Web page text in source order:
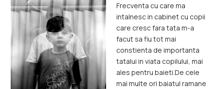
Frecventa cu care ma
intalnesc in cabinet cu copii
care cresc fara tata m-a
facut sa fiu tot mai
constienta de importanta
tatalui in viata copilului, mai
ales pentru baieti.De cele
mai multe ori baiatul ramane